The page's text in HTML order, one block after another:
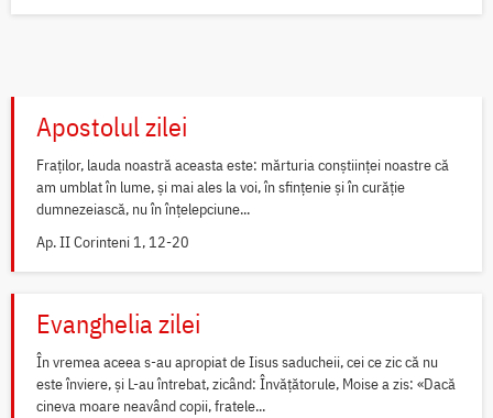
Apostolul zilei
Fraților, lauda noastră aceasta este: mărturia conștiinței noastre că
am umblat în lume, și mai ales la voi, în sfințenie și în curăție
dumnezeiască, nu în înțelepciune...
Ap. II Corinteni 1, 12-20
Evanghelia zilei
În vremea aceea s-au apropiat de Iisus saducheii, cei ce zic că nu
este înviere, și L-au întrebat, zicând: Învățătorule, Moise a zis: «Dacă
cineva moare neavând copii, fratele...